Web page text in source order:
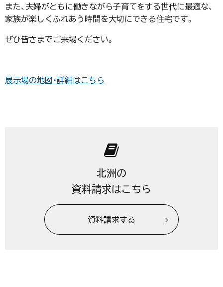
また、夫婦がともに働きながら子育てをする世代に最適な、
家族が楽しくふれあう時間を大切にできる住宅です。
ぜひ皆さまでご来場ください。
展示場の地図・詳細はこちら
北洲の
資料請求はこちら
資料請求する